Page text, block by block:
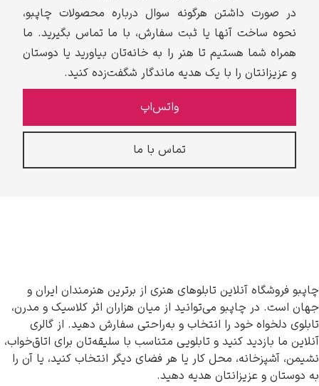
در صورت داشتن هرگونه سوال درباره محصولات چاپبو،
نحوه ساخت آنها یا ثبت سفارش، با ما تماس بگیرید. ما
همراه شما هستیم تا هنر را به خانه‌تان بیاورید یا دوستان
و عزیزانتان را با یک هدیه ماندگار شگفت‌زده کنید.
واتس‌اپ
تماس با ما
چاپبو فروشگاه آنلاین تابلوهای هنری از برترین هنرمندان ایران و
جهان است. در چاپبو می‌توانید از میان هزاران اثر کلاسیک و مدرن،
تابلوی دلخواه خود را انتخاب و به‌راحتی سفارش دهید. از گالری
آنلاین ما بازدید کنید و تابلویی متناسب با سلیقه‌تان برای اتاق‌خواب،
نشیمن، آشپزخانه، محل کار یا هر فضای دیگر انتخاب کنید، یا آن را
به دوستان و عزیزانتان هدیه دهید.